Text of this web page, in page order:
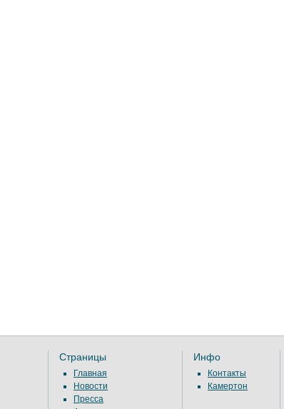
Страницы
Главная
Новости
Пресса
Инфо
Контакты
Камертон